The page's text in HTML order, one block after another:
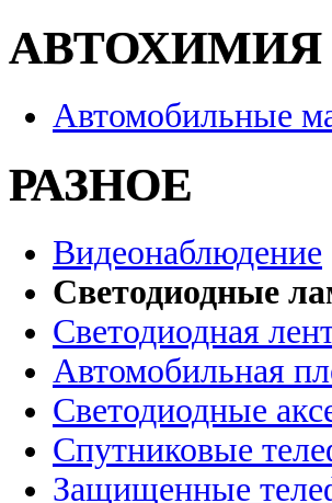
АВТОХИМИЯ
Автомобильные
РАЗНОЕ
Видеонаблюдение
Светодиодные
Светодиодная
Автомобильная
Светодиодные
Спутниковые
Защищенные